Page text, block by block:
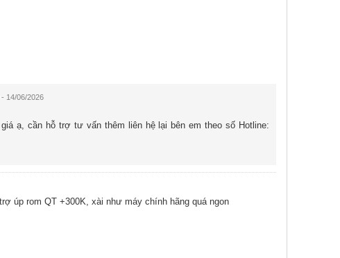
14/06/2026
ạ, cần hỗ trợ tư vấn thêm liên hệ lại bên em theo số Hotline:
úp rom QT +300K, xài như máy chính hãng quá ngon